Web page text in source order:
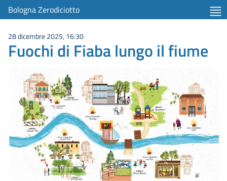
Bologna Zerodiciotto
28 dicembre 2025, 16:30
Fuochi di Fiaba lungo il fiume